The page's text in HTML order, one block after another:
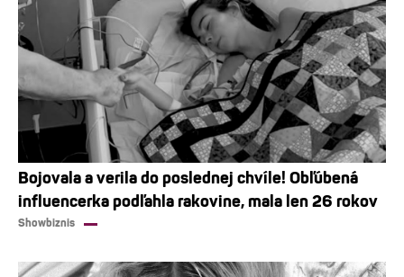
Bojovala a verila do poslednej chvíle! Obľúbená
influencerka podľahla rakovine, mala len 26 rokov
Showbiznis